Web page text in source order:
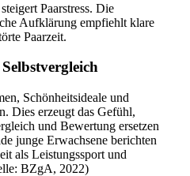
Paarstress. Die
Aufklärung empfiehlt klare
Paarzeit.
Schönheitsideale und
Dies erzeugt das Gefühl,
und Bewertung ersetzen
junge Erwachsene berichten
als Leistungssport und
BZgA, 2022)